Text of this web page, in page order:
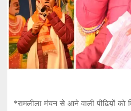
*रामलीला मंचन से आने वाली पीढिय़ों को